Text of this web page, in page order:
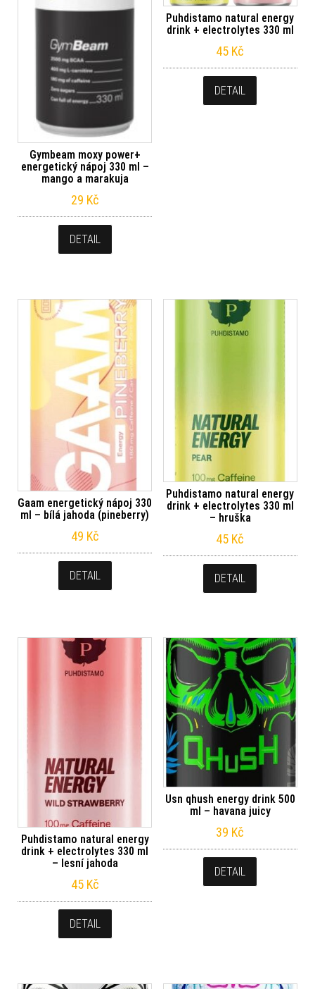
Gymbeam moxy power+
energetický nápoj 330 ml –
mango a marakuja
29 Kč
DETAIL
Puhdistamo natural energy
drink + electrolytes 330 ml
45 Kč
DETAIL
Gaam energetický nápoj 330
ml – bílá jahoda (pineberry)
49 Kč
DETAIL
Puhdistamo natural energy
drink + electrolytes 330 ml
– hruška
45 Kč
DETAIL
Puhdistamo natural energy
drink + electrolytes 330 ml
– lesní jahoda
45 Kč
DETAIL
Usn qhush energy drink 500
ml – havana juicy
39 Kč
DETAIL